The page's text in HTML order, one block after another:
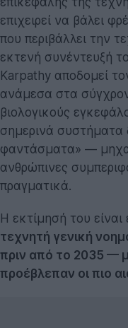
επιχειρεί να βάλει
που περιβάλλει την
εκτενή συνέντευξή
Karpathy αποδομεί
ανάμεσα στα
βιολογικούς
σημερινά συστήματα
φαντάσματα» —
ανθρώπινες
πραγματικά.
Η εκτίμησή του
τεχνητή γενική
πριν από το 2035 —
προέβλεπαν οι πιο